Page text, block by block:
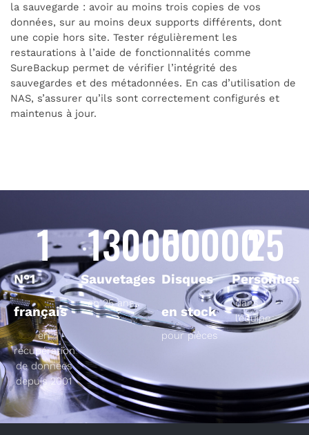
la sauvegarde : avoir au moins trois copies de vos
données, sur au moins deux supports différents, dont
une copie hors site. Tester régulièrement les
restaurations à l’aide de fonctionnalités comme
SureBackup permet de vérifier l’intégrité des
sauvegardes et des métadonnées. En cas d’utilisation de
NAS, s’assurer qu’ils sont correctement configurés et
maintenus à jour.
N°1
français
1
en
récupération
de données
depuis 2001
Sauvetages
130000
en 25 ans
Disques
en stock
50000
pour pièces
Personnes
25
dans
l’équipe